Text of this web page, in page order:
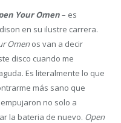
Your Omen– es
en su ilustre carrera.
Omen os van a decir
disco cuando me
Es literalmente lo que
más sano que
no solo a
la bateria de nuevo. Open